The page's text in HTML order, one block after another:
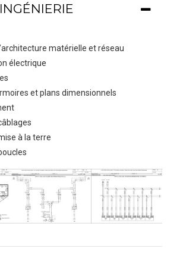
matérielle et réseau
électrique
et plans dimensionnels
à la terre